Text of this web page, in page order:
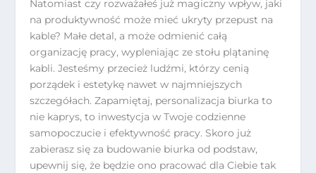
Natomiast czy rozważałeś już magiczny wpływ, jaki
na produktywność może mieć ukryty przepust na
kable? Małe detal, a może odmienić całą
organizację pracy, wypleniając ze stołu plątaninę
kabli. Jesteśmy przecież ludźmi, którzy cenią
porządek i estetykę nawet w najmniejszych
szczegółach. Zapamiętaj, personalizacja biurka to
nie kaprys, to inwestycja w Twoje codzienne
samopoczucie i efektywność pracy. Skoro już
zabierasz się za budowanie biurka od podstaw,
upewnij się, że będzie ono pracować dla Ciebie tak